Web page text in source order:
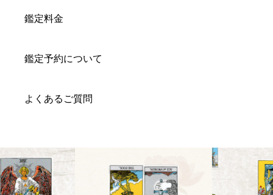
鑑定料金
鑑定予約について
よくあるご質問